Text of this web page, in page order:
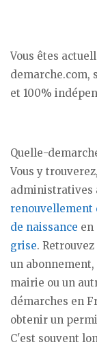
Vous êtes
demarche.com,
et 100%
Quelle-
Vous y
administratives
renouvellement
de naissance en
grise.
un
mairie ou un
démarches en
obtenir un
C'est souvent